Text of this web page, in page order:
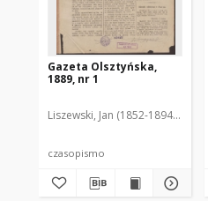
Gazeta Olsztyńska,
1889, nr 1
Liszewski, Jan (1852-1894). Red.
czasopismo